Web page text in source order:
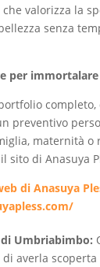
valorizza la
senza
per
preventivo
maternità o
sito di Anasuya
di Anasuya
Umbriabimbo:
averla